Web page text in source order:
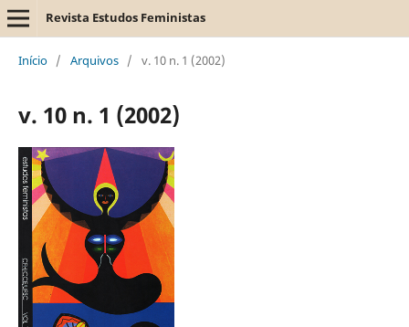
Revista Estudos Feministas
Início / Arquivos / v. 10 n. 1 (2002)
v. 10 n. 1 (2002)